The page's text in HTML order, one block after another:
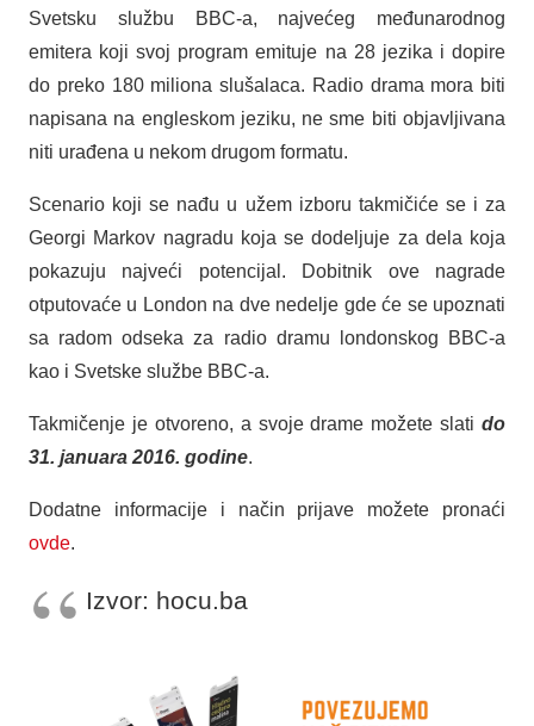
Svetsku službu BBC-a, najvećeg međunarodnog
emitera koji svoj program emituje na 28 jezika i dopire
do preko 180 miliona slušalaca. Radio drama mora biti
napisana na engleskom jeziku, ne sme biti objavljivana
niti urađena u nekom drugom formatu.
Scenario koji se nađu u užem izboru takmičiće se i za
Georgi Markov nagradu koja se dodeljuje za dela koja
pokazuju najveći potencijal. Dobitnik ove nagrade
otputovaće u London na dve nedelje gde će se upoznati
sa radom odseka za radio dramu londonskog BBC-a
kao i Svetske službe BBC-a.
Takmičenje je otvoreno, a svoje drame možete slati do
31. januara 2016. godine.
Dodatne informacije i način prijave možete pronaći
ovde.
Izvor: hocu.ba